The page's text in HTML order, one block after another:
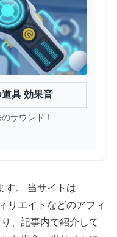
道具 効果音
サウンド！
す。 当サイトは
リエイトなどのアフィ
、記事内で紹介して